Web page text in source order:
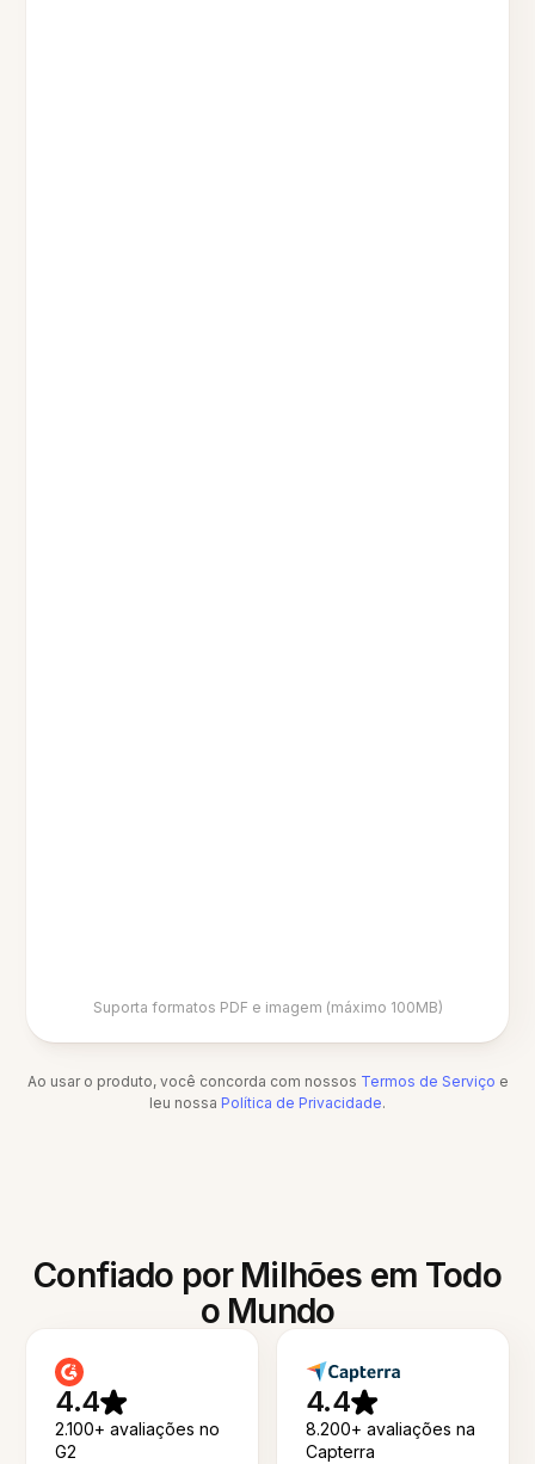
Suporta formatos PDF e imagem (máximo 100MB)
Ao usar o produto, você concorda com nossos Termos de Serviço e
leu nossa Política de Privacidade.
Confiado por Milhões em Todo
o Mundo
4.4
2.100+ avaliações no
G2
4.4
8.200+ avaliações na
Capterra